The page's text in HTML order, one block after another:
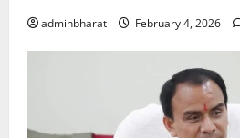
adminbharat February 4, 2026